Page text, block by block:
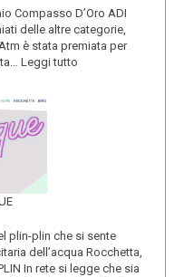
Compasso D’Oro ADI
delle altre categorie,
è stata premiata per
Leggi tutto
plin-plin che si sente
dell’acqua Rocchetta,
In rete si legge che sia